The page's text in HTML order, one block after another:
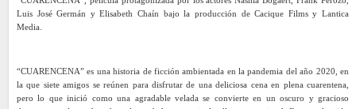
Luis José Germán y Elisabeth Chaín bajo la producción de Cacique Films y Lantica
Media.
“CUARENCENA” es una historia de ficción ambientada en la pandemia del año 2020, en
la que siete amigos se reúnen para disfrutar de una deliciosa cena en plena cuarentena,
pero lo que inició como una agradable velada se convierte en un oscuro y gracioso